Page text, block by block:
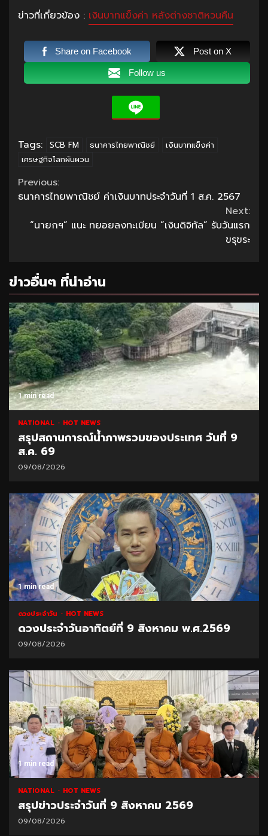
ข่าวที่เกี่ยวข้อง : เงินบาทแข็งค่า หลังต่างชาติหวนคืน
Share on Facebook Post on X
Follow us
Tags: SCB FM ธนาคารไทยพาณิชย์
เงินบาทแข็งค่า
เศรษฐกิจโลกผันผวน
Continue
Reading
Previous:
ธนาคารไทยพาณิชย์ ค่าเงินบาทประจำวันที่ 1 ส.ค. 2567
Next:
“นายกฯ” แนะ ทยอยลงทะเบียน “เงินดิจิทัล” รับวันแรก
ขรุขระ
ข่าวอื่นๆ ที่น่าอ่าน
1 min read
NATIONAL HOT NEWS
สรุปสถานการณ์น้ำภาพรวมของประเทศ วันที่ 9
ส.ค. 69
09/08/2026
1 min read
ดวงประจำวัน HOT NEWS
ดวงประจำวันอาทิตย์ที่ 9 สิงหาคม พ.ศ.2569
09/08/2026
1 min read
NATIONAL HOT NEWS
สรุปข่าวประจำวันที่ 9 สิงหาคม 2569
09/08/2026